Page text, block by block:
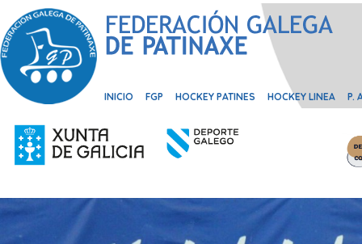
INICIO FGP HOCKEY PATINES HOCKEY LINEA P.